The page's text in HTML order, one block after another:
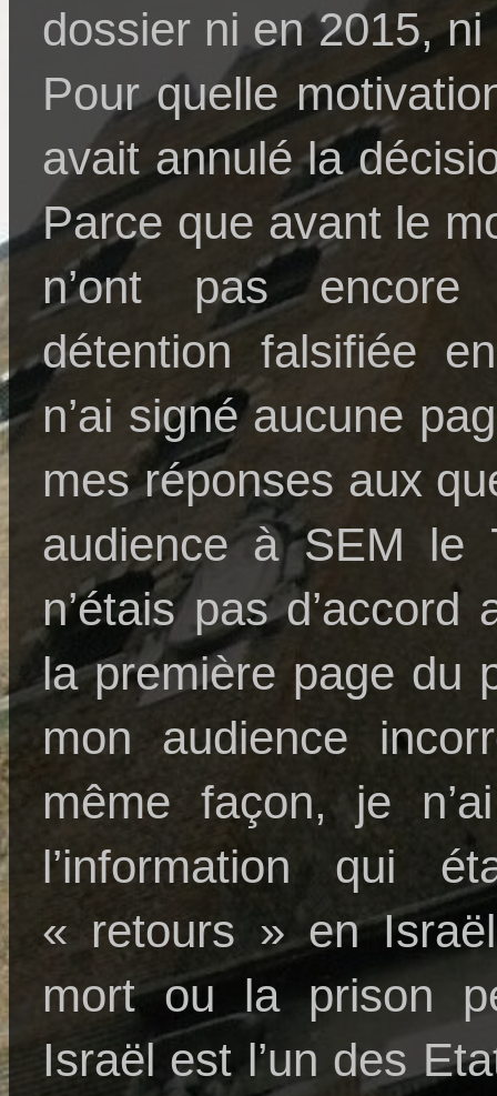
dossier ni en 2015,
Pour quelle
avait annulé la
Parce que avant le
n’ont pas
détention falsifiée
n’ai signé aucune
mes réponses aux
audience à SEM le
n’étais pas
la première page du
mon audience
même façon, je
l’information qui
« retours » en
mort ou la prison
Israël est l’un des